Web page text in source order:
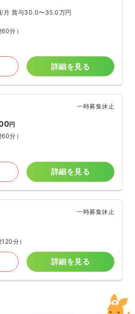
/月 賞与30.0〜35.0万円
60分）
詳細を見る
一時募集休止
円
60分）
詳細を見る
一時募集休止
120分）
詳細を見る